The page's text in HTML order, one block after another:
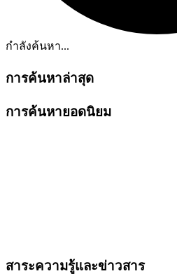
กำลังค้นหา...
การค้นหาล่าสุด
การค้นหายอดนิยม
สาระความรู้และข่าวสาร